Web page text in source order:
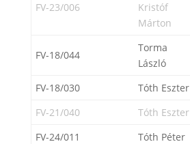
FV-23/006
Kristóf
Márton
FV-18/044
Torma
László
FV-18/030 Tóth Eszter
FV-21/040
Tóth Eszter
FV-24/011
Tóth Péter